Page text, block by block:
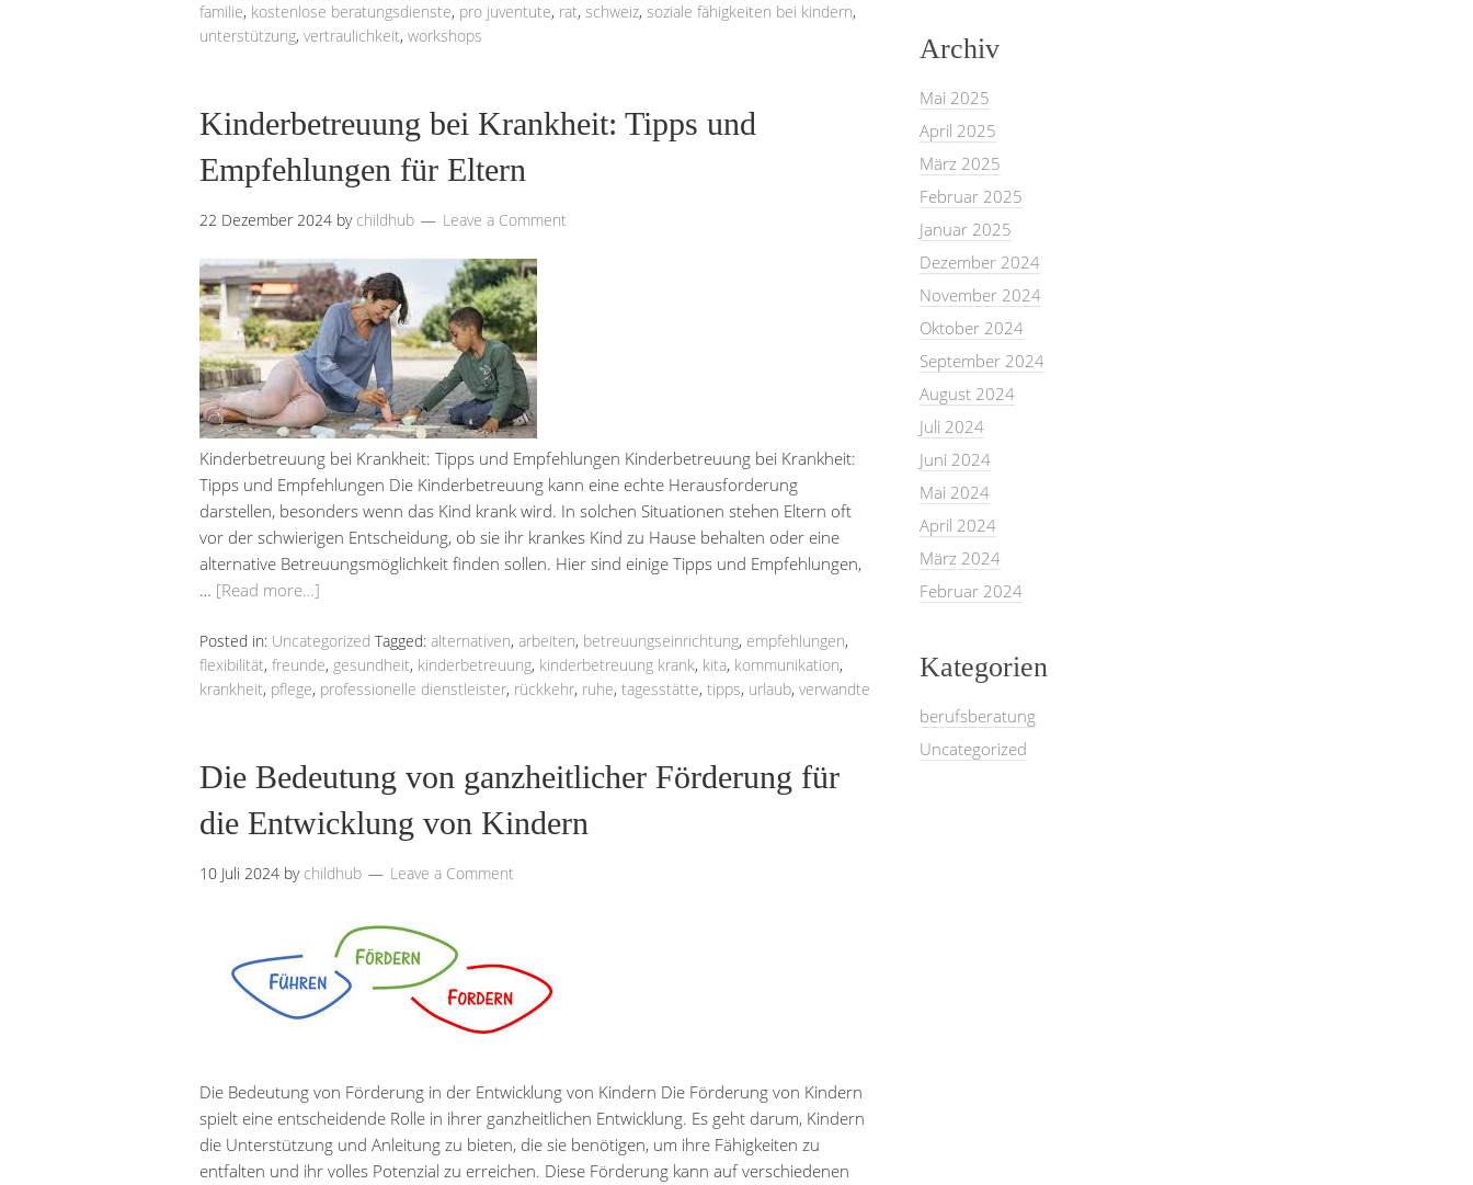
familie, kostenlose beratungsdienste, pro juventute, rat, schweiz, soziale fähigkeiten bei kindern,
unterstützung, vertraulichkeit, workshops
Kinderbetreuung bei Krankheit: Tipps und
Empfehlungen für Eltern
22 Dezember 2024 by childhub Leave a Comment
Kinderbetreuung bei Krankheit: Tipps und Empfehlungen Kinderbetreuung bei Krankheit:
Tipps und Empfehlungen Die Kinderbetreuung kann eine echte Herausforderung
darstellen, besonders wenn das Kind krank wird. In solchen Situationen stehen Eltern oft
vor der schwierigen Entscheidung, ob sie ihr krankes Kind zu Hause behalten oder eine
alternative Betreuungsmöglichkeit finden sollen. Hier sind einige Tipps und Empfehlungen,
… [Read more…]
Posted in: Uncategorized Tagged: alternativen, arbeiten, betreuungseinrichtung, empfehlungen,
flexibilität, freunde, gesundheit, kinderbetreuung, kinderbetreuung krank, kita, kommunikation,
krankheit, pflege, professionelle dienstleister, rückkehr, ruhe, tagesstätte, tipps, urlaub, verwandte
Die Bedeutung von ganzheitlicher Förderung für
die Entwicklung von Kindern
10 Juli 2024 by childhub Leave a Comment
Die Bedeutung von Förderung in der Entwicklung von Kindern Die Förderung von Kindern
spielt eine entscheidende Rolle in ihrer ganzheitlichen Entwicklung. Es geht darum, Kindern
die Unterstützung und Anleitung zu bieten, die sie benötigen, um ihre Fähigkeiten zu
entfalten und ihr volles Potenzial zu erreichen. Diese Förderung kann auf verschiedenen
Archiv
Mai 2025
April 2025
März 2025
Februar 2025
Januar 2025
Dezember 2024
November 2024
Oktober 2024
September 2024
August 2024
Juli 2024
Juni 2024
Mai 2024
April 2024
März 2024
Februar 2024
Kategorien
berufsberatung
Uncategorized